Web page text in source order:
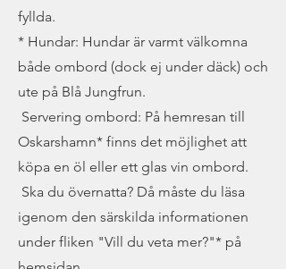
fyllda.
* Hundar: Hundar är varmt välkomna
både ombord (dock ej under däck) och
ute på Blå Jungfrun.
Servering ombord: På hemresan till
Oskarshamn* finns det möjlighet att
köpa en öl eller ett glas vin ombord.
Ska du övernatta? Då måste du läsa
igenom den särskilda informationen
under fliken "Vill du veta mer?"* på